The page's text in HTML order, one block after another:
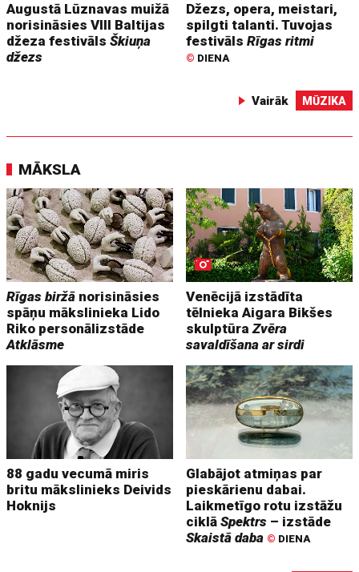
Augustā Lūznavas muižā
norisināsies VIII Baltijas
džeza festivālsŠkiuņa
džezs
Džezs, opera, meistari,
spilgti talanti. Tuvojas
festivālsRīgas ritmi
© DIENA
Vairāk MŪZIKA
MĀKSLA
Rīgas biržā norisināsies
spāņu mākslinieka Lido
Riko personālizstāde
Atklāsme
Venēcijā izstādīta
tēlnieka Aigara Bikšes
skulptūraZvēra
savaldīšana ar sirdi
88 gadu vecumā miris
britu mākslinieks Deivids
Hoknijs
Glabājot atmiņas par
pieskārienu dabai.
Laikmetīgo rotu izstāžu
ciklāSpektrs – izstāde
Skaistā daba © DIENA